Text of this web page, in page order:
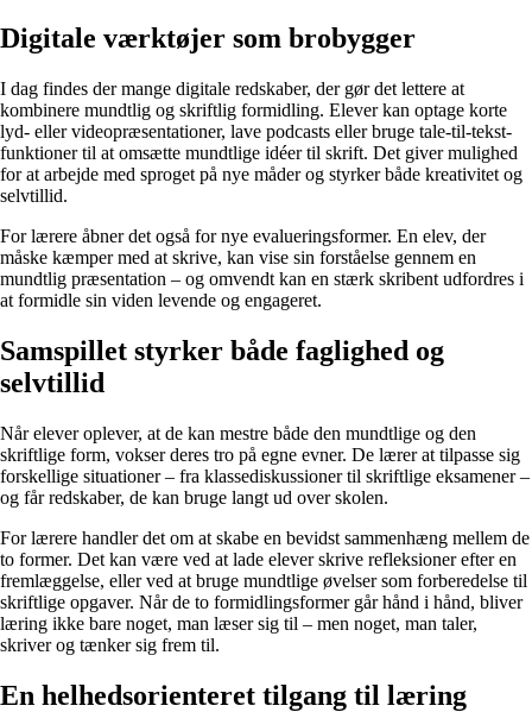
Digitale værktøjer som brobygger
I dag findes der mange digitale redskaber, der gør det lettere at
kombinere mundtlig og skriftlig formidling. Elever kan optage korte
lyd- eller videopræsentationer, lave podcasts eller bruge tale-til-tekst-
funktioner til at omsætte mundtlige idéer til skrift. Det giver mulighed
for at arbejde med sproget på nye måder og styrker både kreativitet og
selvtillid.
For lærere åbner det også for nye evalueringsformer. En elev, der
måske kæmper med at skrive, kan vise sin forståelse gennem en
mundtlig præsentation – og omvendt kan en stærk skribent udfordres i
at formidle sin viden levende og engageret.
Samspillet styrker både faglighed og
selvtillid
Når elever oplever, at de kan mestre både den mundtlige og den
skriftlige form, vokser deres tro på egne evner. De lærer at tilpasse sig
forskellige situationer – fra klassediskussioner til skriftlige eksamener –
og får redskaber, de kan bruge langt ud over skolen.
For lærere handler det om at skabe en bevidst sammenhæng mellem de
to former. Det kan være ved at lade elever skrive refleksioner efter en
fremlæggelse, eller ved at bruge mundtlige øvelser som forberedelse til
skriftlige opgaver. Når de to formidlingsformer går hånd i hånd, bliver
læring ikke bare noget, man læser sig til – men noget, man taler,
skriver og tænker sig frem til.
En helhedsorienteret tilgang til læring